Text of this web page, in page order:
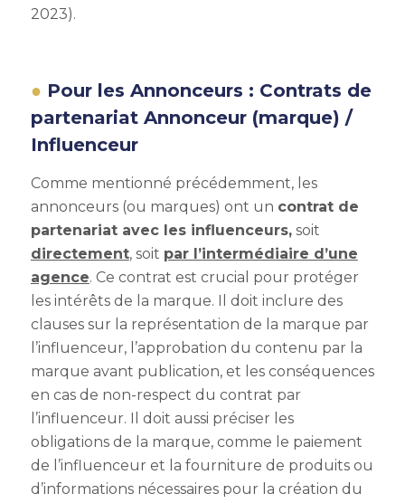
2023).
Pour les Annonceurs : Contrats de
partenariat Annonceur (marque) /
Influenceur
Comme mentionné précédemment, les
annonceurs (ou marques) ont un contrat de
partenariat avec les influenceurs,soit
directement, soit par l’intermédiaire d’une
agence. Ce contrat est crucial pour protéger
les intérêts de la marque. Il doit inclure des
clauses sur la représentation de la marque par
l’influenceur, l’approbation du contenu par la
marque avant publication, et les conséquences
en cas de non-respect du contrat par
l’influenceur. Il doit aussi préciser les
obligations de la marque, comme le paiement
de l’influenceur et la fourniture de produits ou
d’informations nécessaires pour la création du